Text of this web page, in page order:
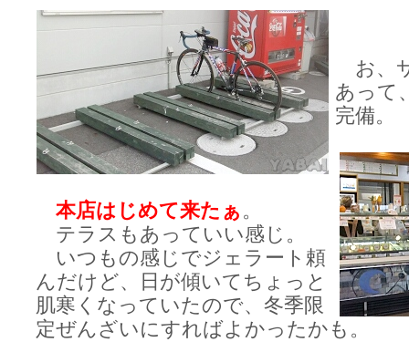
お、
あって
完備。
本店はじめて来たぁ 。
テラスもあっていい感じ。
いつもの感じでジェラート頼
んだけど、日が傾いてちょっと
肌寒くなっていたので、冬季限
定ぜんざいにすればよかったかも。